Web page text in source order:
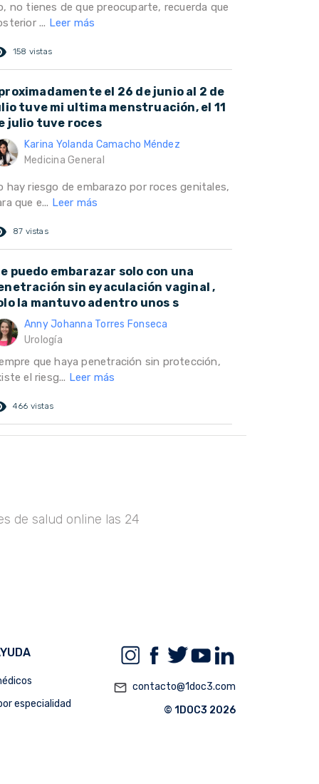
no tienes de que preocuparte, recuerda que
... Leer más
158 vistas
el 26 de junio al 2 de
tuve mi ultima menstruación, el 11
julio tuve roces
Karina Yolanda Camacho Méndez
Medicina General
hay riesgo de embarazo por roces genitales,
que e... Leer más
87 vistas
puedo embarazar solo con una
sin eyaculación vaginal ,
la mantuvo adentro unos s
Anny Johanna Torres Fonseca
Urología
que haya penetración sin protección,
el riesg... Leer más
466 vistas
de salud online las 24
especialidad
mail_outline contacto@1doc3.com
© 1DOC3 2026